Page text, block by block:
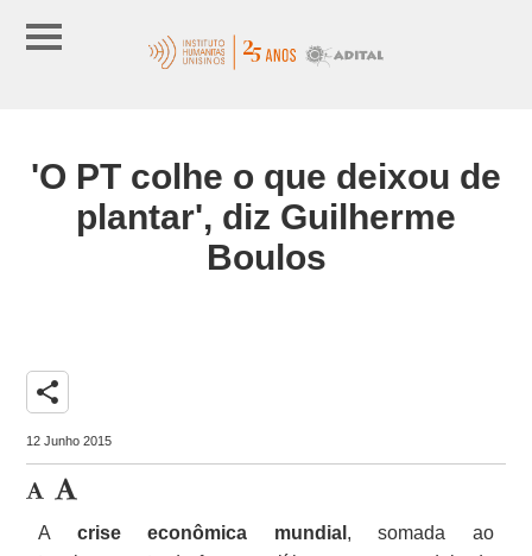
'O PT colhe o que deixou de
plantar', diz Guilherme
Boulos
share
12 Junho 2015
A crise econômica mundial , somada ao